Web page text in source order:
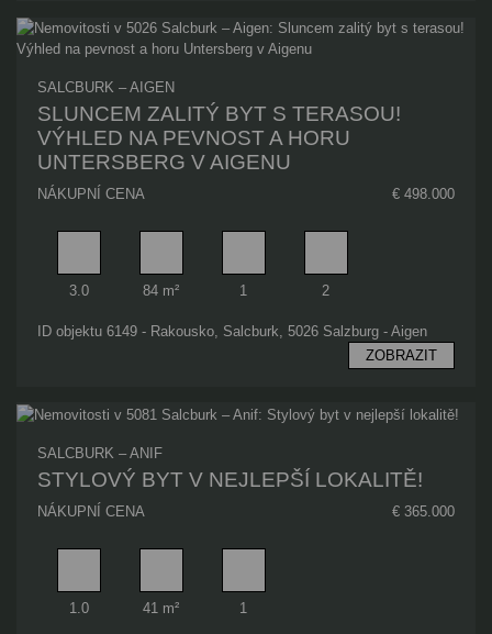
SALCBURK – AIGEN
SLUNCEM ZALITÝ BYT S TERASOU!
VÝHLED NA PEVNOST A HORU
UNTERSBERG V AIGENU
NÁKUPNÍ CENA € 498.000
Pokoj
3.0
Obytný prostor
84 m²
Koupelna
1
Ložnice
2
ID objektu 6149 - Rakousko, Salcburk, 5026 Salzburg - Aigen
ZOBRAZIT
SALCBURK – ANIF
STYLOVÝ BYT V NEJLEPŠÍ LOKALITĚ!
NÁKUPNÍ CENA € 365.000
Pokoj
1.0
Obytný prostor
41 m²
Koupelna
1